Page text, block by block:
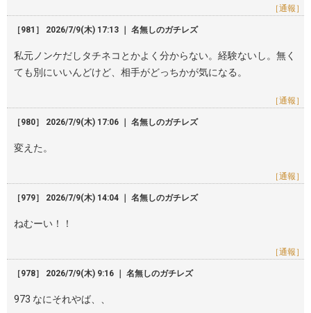
［通報］
［981］ 2026/7/9(木) 17:13 ｜ 名無しのガチレズ
私元ノンケだしタチネコとかよく分からない。経験ないし。無く
ても別にいいんどけど、相手がどっちかが気になる。
［通報］
［980］ 2026/7/9(木) 17:06 ｜ 名無しのガチレズ
変えた。
［通報］
［979］ 2026/7/9(木) 14:04 ｜ 名無しのガチレズ
ねむーい！！
［通報］
［978］ 2026/7/9(木) 9:16 ｜ 名無しのガチレズ
973 なにそれやば、、